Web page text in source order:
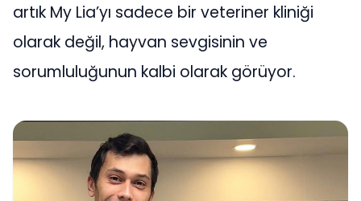
artık My Lia’yı sadece bir veteriner kliniği
olarak değil, hayvan sevgisinin ve
sorumluluğunun kalbi olarak görüyor.